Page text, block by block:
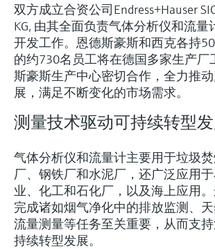
双方成立合资公司Endress+Hauser
KG, 由其全面负责气体分析仪和流
开发工作。恩德斯豪斯和西克各持
的约730名员工将在德国多家生产厂
斯豪斯生产中心密切合作，全力推
展，满足不断变化的市场需求。
测量技术驱动可持续转型
气体分析仪和流量计主要用于垃圾
厂、钢铁厂和水泥厂，还广泛应用
业、化工和石化厂，以及海上应用
完成诸如烟气净化中的排放监测、
流量测量等任务至关重要，从而支
持续转型发展。